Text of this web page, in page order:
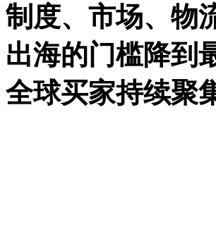
制度、市场、物
出海的门槛降到
全球买家持续聚